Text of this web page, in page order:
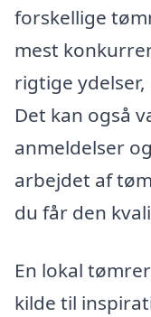
forskellige
mest
rigtige
Det kan også
anmeldelser
arbejdet af
du får den
En lokal
kilde til